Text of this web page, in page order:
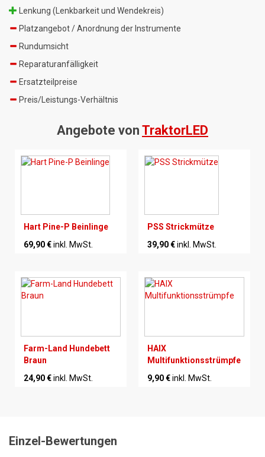
Lenkung (Lenkbarkeit und Wendekreis)
Platzangebot / Anordnung der Instrumente
Rundumsicht
Reparaturanfälligkeit
Ersatzteilpreise
Preis/Leistungs-Verhältnis
Angebote von TraktorLED
Hart Pine-P Beinlinge
69,90 €inkl. MwSt.
PSS Strickmütze
39,90 €inkl. MwSt.
Farm-Land Hundebett
Braun
24,90 €inkl. MwSt.
HAIX
Multifunktionsstrümpfe
9,90 €inkl. MwSt.
Einzel-Bewertungen